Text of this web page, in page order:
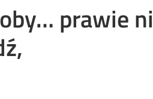
prawie